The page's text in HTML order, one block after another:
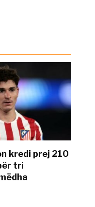
kredi prej 210
tri